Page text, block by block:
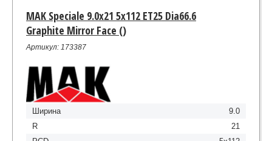
MAK Speciale 9.0x21 5x112 ET25 Dia66.6
Graphite Mirror Face ()
Артикул: 173387
Ширина
9.0
R
21